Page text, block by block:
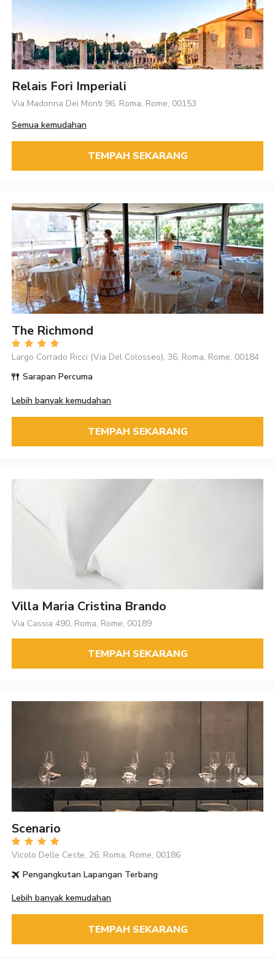
Relais Fori Imperiali
Via Madonna Dei Monti 96, Roma, Rome, 00153
Semua kemudahan
TEMPAH SEKARANG
The Richmond
Largo Corrado Ricci (Via Del Colosseo), 36, Roma, Rome, 00184
Sarapan Percuma
Lebih banyak kemudahan
TEMPAH SEKARANG
Villa Maria Cristina Brando
Via Cassia 490, Roma, Rome, 00189
TEMPAH SEKARANG
Scenario
Vicolo Delle Ceste, 26, Roma, Rome, 00186
Pengangkutan Lapangan Terbang
Lebih banyak kemudahan
TEMPAH SEKARANG